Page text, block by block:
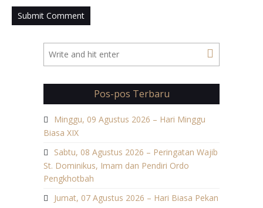
Pos-pos Terbaru
Minggu, 09 Agustus 2026 – Hari Minggu
Biasa XIX
Sabtu, 08 Agustus 2026 – Peringatan Wajib
St. Dominikus, Imam dan Pendiri Ordo
Pengkhotbah
Jumat, 07 Agustus 2026 – Hari Biasa Pekan